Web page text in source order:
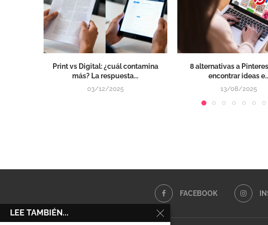
Print vs Digital: ¿cuál contamina
más? La respuesta...
03/12/2025
8 alternativas a
encontrar ideas
13/08/2025
FACEBOOK
LEE TAMBIÉN...